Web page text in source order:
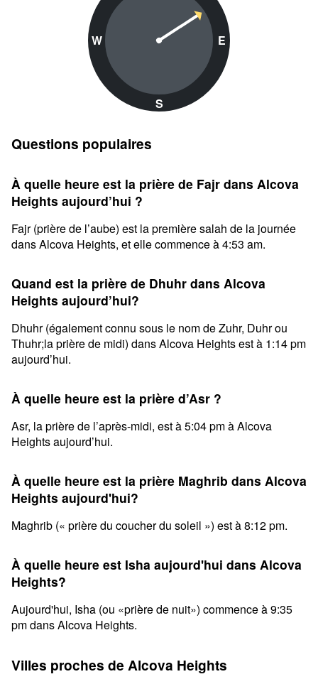
W
S
E
Questions populaires
À quelle heure est la prière de Fajr dans Alcova
Heights aujourd’hui ?
Fajr (prière de l’aube) est la première salah de la journée
dans Alcova Heights, et elle commence à 4:53 am.
Quand est la prière de Dhuhr dans Alcova
Heights aujourd’hui?
Dhuhr (également connu sous le nom de Zuhr, Duhr ou
Thuhr;la prière de midi) dans Alcova Heights est à 1:14 pm
aujourd’hui.
À quelle heure est la prière d’Asr ?
Asr, la prière de l’après-midi, est à 5:04 pm à Alcova
Heights aujourd’hui.
À quelle heure est la prière Maghrib dans Alcova
Heights aujourd'hui?
Maghrib (« prière du coucher du soleil ») est à 8:12 pm.
À quelle heure est Isha aujourd'hui dans Alcova
Heights?
Aujourd'hui, Isha (ou «prière de nuit») commence à 9:35
pm dans Alcova Heights.
Villes proches de Alcova Heights